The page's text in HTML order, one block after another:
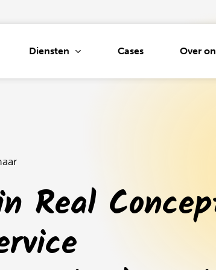
Diensten
Gimmicks
Narrowcasting
Cases Over
Real